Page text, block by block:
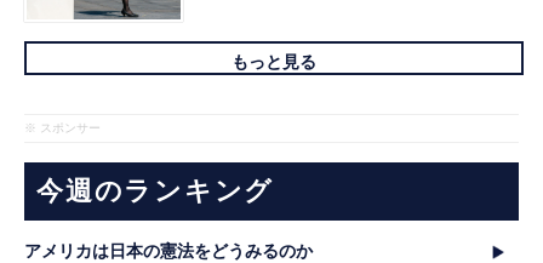
もっと見る
※ スポンサー
今週のランキング
アメリカは日本の憲法をどうみるのか